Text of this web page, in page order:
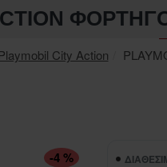
City Action
-4 %